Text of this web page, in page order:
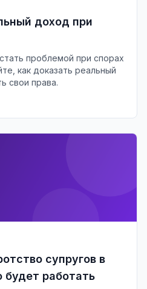
доход при
проблемой при спорах
как доказать реальный
свои права.
супругов в
будет работать